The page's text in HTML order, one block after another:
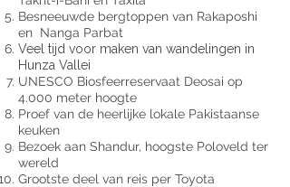
Besneeuwde bergtoppen van Rakaposhi
en Nanga Parbat
Veel tijd voor maken van wandelingen in
Hunza Vallei
UNESCO Biosfeerreservaat Deosai op
4.000 meter hoogte
Proef van de heerlijke lokale Pakistaanse
keuken
Bezoek aan Shandur, hoogste Poloveld ter
wereld
Grootste deel van reis per Toyota